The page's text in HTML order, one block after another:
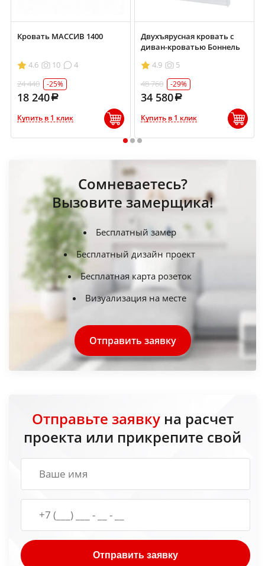
Кровать МАССИВ 1400
4.6 10
4
24 440
-25%
18 240
Купить в 1 клик
Двухъярусная кровать с
диван-кроватью Боннель
4.9
5
48 760
-29%
34 580
Купить в 1 клик
1 2 3
Сомневаетесь?
Вызовите замерщика!
Бесплатный замер
Бесплатный дизайн проект
Бесплатная карта розеток
Визуализация на месте
Отправить заявку
Отправьте заявкуна расчет
проекта или прикрепите свой
Отправить заявку